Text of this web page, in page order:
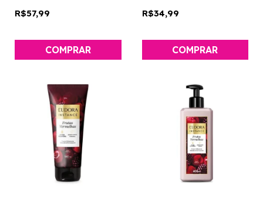
R$57,99 R$34,99